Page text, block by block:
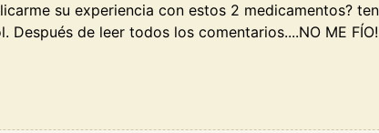
su experiencia con estos 2 medicamentos?
de leer todos los comentarios....NO ME